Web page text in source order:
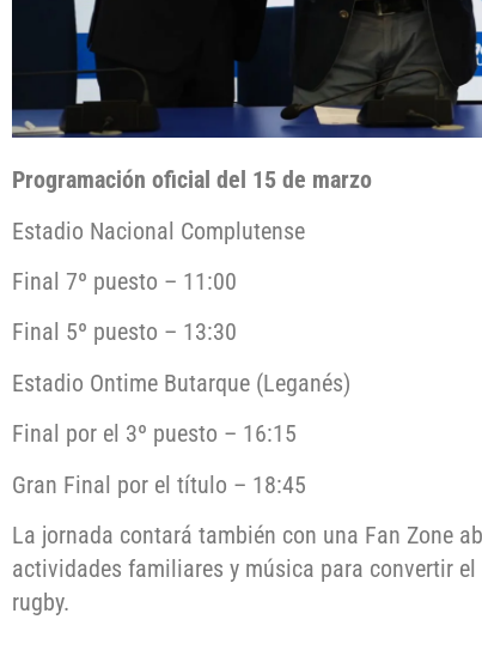
Programación oficial del 15 de marzo
Estadio Nacional Complutense
Final 7º puesto – 11:00
Final 5º puesto – 13:30
Estadio Ontime Butarque (Leganés)
Final por el 3º puesto – 16:15
Gran Final por el título – 18:45
La jornada contará también con una Fan Zone
actividades familiares y música para convertir
rugby.